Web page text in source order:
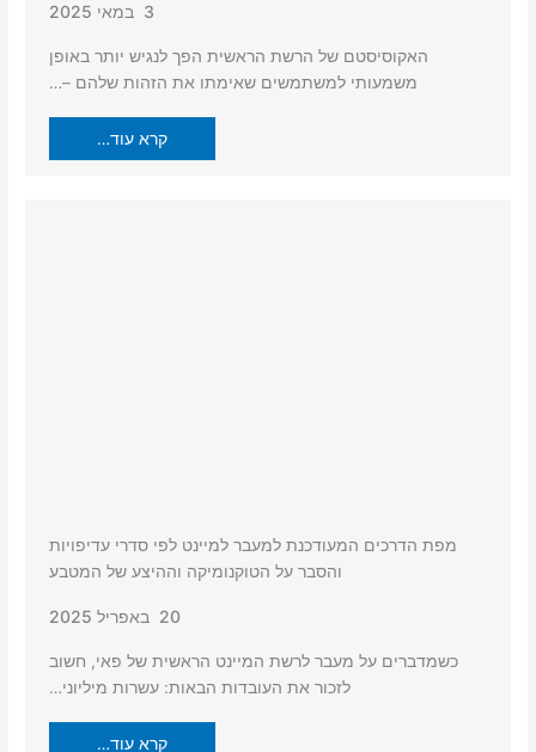
3 במאי 2025
האקוסיסטם של הרשת הראשית הפך לנגיש יותר באופן
משמעותי למשתמשים שאימתו את הזהות שלהם –…
קרא עוד…
מפת הדרכים המעודכנת למעבר למיינט לפי סדרי עדיפויות
והסבר על הטוקנומיקה וההיצע של המטבע
20 באפריל 2025
כשמדברים על מעבר לרשת המיינט הראשית של פאי, חשוב
לזכור את העובדות הבאות: עשרות מיליוני…
קרא עוד…